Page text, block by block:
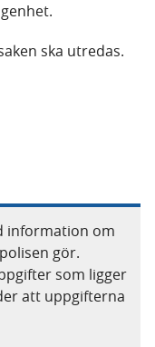
ska utredas.
information om
gör.
som ligger
att uppgifterna